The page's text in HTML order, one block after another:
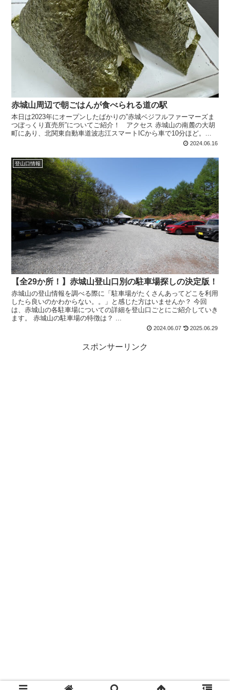
赤城山周辺で朝ごはんが食べられる道の駅
本日は2023年にオープンしたばかりの”赤城ベジフルファーマーズま
つぼっくり直売所”についてご紹介！ アクセス 赤城山の南麓の大胡
町にあり、北関東自動車道波志江スマートICから車で10分ほど。...
2024.06.16
登山口情報
【全29か所！】赤城山登山口別の駐車場探しの決定版！
赤城山の登山情報を調べる際に「駐車場がたくさんあってどこを利用
したら良いのかわからない。。」と感じた方はいませんか？ 今回
は、赤城山の各駐車場についての詳細を登山口ごとにご紹介していき
ます。 赤城山の駐車場の特徴は？ ...
2024.06.07 2025.06.29
スポンサーリンク